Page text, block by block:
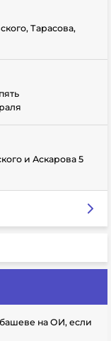
Тарасова,
и Аскарова 5
на ОИ, если